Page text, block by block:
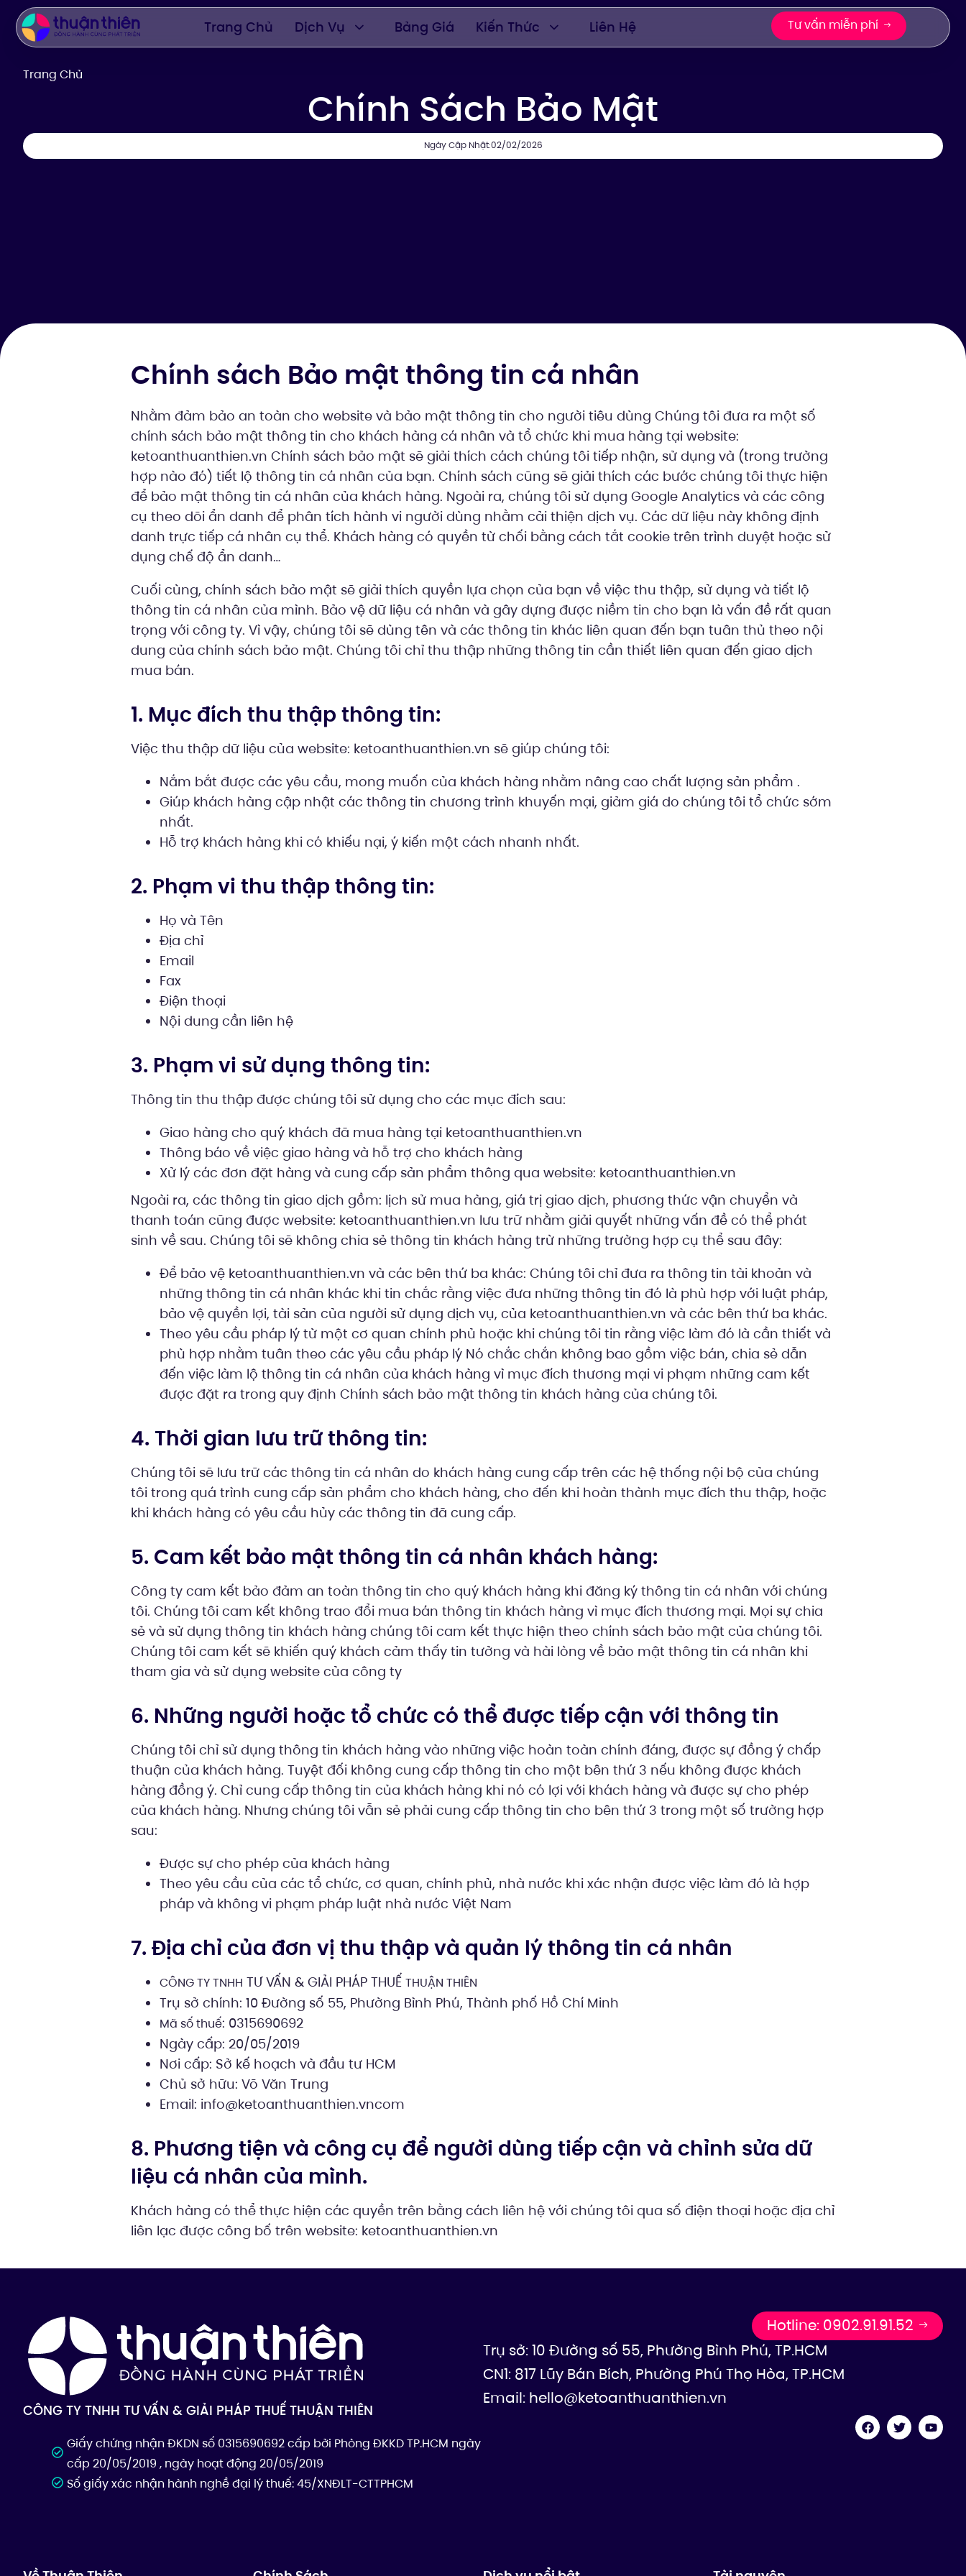
Trang Chủ Dịch Vụ Bảng Giá Kiến Thức Liên Hệ Tư vấn miễn phí
Trang Chủ
Chính Sách Bảo Mật
Ngày Cập Nhật:02/02/2026
Chính sách Bảo mật thông tin cá nhân
Nhằm đảm bảo an toàn cho website và bảo mật thông tin cho người tiêu dùng Chúng tôi đưa ra một số
chính sách bảo mật thông tin cho khách hàng cá nhân và tổ chức khi mua hàng tại website:
ketoanthuanthien.vn Chính sách bảo mật sẽ giải thích cách chúng tôi tiếp nhận, sử dụng và (trong trường
hợp nào đó) tiết lộ thông tin cá nhân của bạn. Chính sách cũng sẽ giải thích các bước chúng tôi thực hiện
để bảo mật thông tin cá nhân của khách hàng. Ngoài ra, chúng tôi sử dụng Google Analytics và các công
cụ theo dõi ẩn danh để phân tích hành vi người dùng nhằm cải thiện dịch vụ. Các dữ liệu này không định
danh trực tiếp cá nhân cụ thể. Khách hàng có quyền từ chối bằng cách tắt cookie trên trình duyệt hoặc sử
dụng chế độ ẩn danh…
Cuối cùng, chính sách bảo mật sẽ giải thích quyền lựa chọn của bạn về việc thu thập, sử dụng và tiết lộ
thông tin cá nhân của mình. Bảo vệ dữ liệu cá nhân và gây dựng được niềm tin cho bạn là vấn đề rất quan
trọng với công ty. Vì vậy, chúng tôi sẽ dùng tên và các thông tin khác liên quan đến bạn tuân thủ theo nội
dung của chính sách bảo mật. Chúng tôi chỉ thu thập những thông tin cần thiết liên quan đến giao dịch
mua bán.
1. Mục đích thu thập thông tin:
Việc thu thập dữ liệu của website: ketoanthuanthien.vn sẽ giúp chúng tôi:
Nắm bắt được các yêu cầu, mong muốn của khách hàng nhằm nâng cao chất lượng sản phẩm .
Giúp khách hàng cập nhật các thông tin chương trình khuyến mại, giảm giá do chúng tôi tổ chức sớm
nhất.
Hỗ trợ khách hàng khi có khiếu nại, ý kiến một cách nhanh nhất.
2. Phạm vi thu thập thông tin:
Họ và Tên
Địa chỉ
Email
Fax
Điện thoại
Nội dung cần liên hệ
3. Phạm vi sử dụng thông tin:
Thông tin thu thập được chúng tôi sử dụng cho các mục đích sau:
Giao hàng cho quý khách đã mua hàng tại ketoanthuanthien.vn
Thông báo về việc giao hàng và hỗ trợ cho khách hàng
Xử lý các đơn đặt hàng và cung cấp sản phẩm thông qua website: ketoanthuanthien.vn
Ngoài ra, các thông tin giao dịch gồm: lịch sử mua hàng, giá trị giao dịch, phương thức vận chuyển và
thanh toán cũng được website: ketoanthuanthien.vn lưu trữ nhằm giải quyết những vấn đề có thể phát
sinh về sau. Chúng tôi sẽ không chia sẻ thông tin khách hàng trừ những trường hợp cụ thể sau đây:
Để bảo vệ ketoanthuanthien.vn và các bên thứ ba khác: Chúng tôi chỉ đưa ra thông tin tài khoản và
những thông tin cá nhân khác khi tin chắc rằng việc đưa những thông tin đó là phù hợp với luật pháp,
bảo vệ quyền lợi, tài sản của người sử dụng dịch vụ, của ketoanthuanthien.vn và các bên thứ ba khác.
Theo yêu cầu pháp l‎ý từ một cơ quan chính phủ hoặc khi chúng tôi tin rằng việc làm đó là cần thiết và
phù hợp nhằm tuân theo các yêu cầu pháp l‎ý Nó chắc chắn không bao gồm việc bán, chia sẻ dẫn
đến việc làm lộ thông tin cá nhân của khách hàng vì mục đích thương mại vi phạm những cam kết
được đặt ra trong quy định Chính sách bảo mật thông tin khách hàng của chúng tôi.
4. Thời gian lưu trữ thông tin:
Chúng tôi sẽ lưu trữ các thông tin cá nhân do khách hàng cung cấp trên các hệ thống nội bộ của chúng
tôi trong quá trình cung cấp sản phẩm cho khách hàng, cho đến khi hoàn thành mục đích thu thập, hoặc
khi khách hàng có yêu cầu hủy các thông tin đã cung cấp.
5. Cam kết bảo mật thông tin cá nhân khách hàng:
Công ty cam kết bảo đảm an toàn thông tin cho quý khách hàng khi đăng ký thông tin cá nhân với chúng
tôi. Chúng tôi cam kết không trao đổi mua bán thông tin khách hàng vì mục đích thương mại. Mọi sự chia
sẻ và sử dụng thông tin khách hàng chúng tôi cam kết thực hiện theo chính sách bảo mật của chúng tôi.
Chúng tôi cam kết sẽ khiến quý khách cảm thấy tin tưởng và hài lòng về bảo mật thông tin cá nhân khi
tham gia và sử dụng website của công ty
6. Những người hoặc tổ chức có thể được tiếp cận với thông tin
Chúng tôi chỉ sử dụng thông tin khách hàng vào những việc hoàn toàn chính đáng, được sự đồng ý chấp
thuận của khách hàng. Tuyệt đối không cung cấp thông tin cho một bên thứ 3 nếu không được khách
hàng đồng ý. Chỉ cung cấp thông tin của khách hàng khi nó có lợi với khách hàng và được sự cho phép
của khách hàng. Nhưng chúng tôi vẫn sẻ phải cung cấp thông tin cho bên thứ 3 trong một số trường hợp
sau:
Được sự cho phép của khách hàng
Theo yêu cầu của các tổ chức, cơ quan, chính phủ, nhà nước khi xác nhận được việc làm đó là hợp
pháp và không vi phạm pháp luật nhà nước Việt Nam
7. Địa chỉ của đơn vị thu thập và quản lý thông tin cá nhân
CÔNG TY TNHH TƯ VẤN & GIẢI PHÁP THUẾ THUẬN THIÊN
Trụ sở chính: 10 Đường số 55, Phường Bình Phú, Thành phố Hồ Chí Minh
Mã số thuế: 0315690692
Ngày cấp: 20/05/2019
Nơi cấp: Sở kế hoạch và đầu tư HCM
Chủ sở hữu: Võ Văn Trung
Email: info@ketoanthuanthien.vncom
8. Phương tiện và công cụ để người dùng tiếp cận và chỉnh sửa dữ
liệu cá nhân của mình.
Khách hàng có thể thực hiện các quyền trên bằng cách liên hệ với chúng tôi qua số điện thoại hoặc địa chỉ
liên lạc được công bố trên website: ketoanthuanthien.vn
CÔNG TY TNHH TƯ VẤN & GIẢI PHÁP THUẾ THUẬN THIÊN
Giấy chứng nhận ĐKDN số 0315690692 cấp bởi Phòng ĐKKD TP.HCM ngày
cấp 20/05/2019 , ngày hoạt động 20/05/2019
Số giấy xác nhận hành nghề đại lý thuế: 45/XNĐLT-CTTPHCM
Hotline: 0902.91.91.52
Trụ sở: 10 Đường số 55, Phường Bình Phú, TP.HCM
CN1: 817 Lũy Bán Bích, Phường Phú Thọ Hòa, TP.HCM
Email: hello@ketoanthuanthien.vn